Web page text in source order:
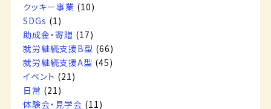
クッキー事業 (10)
SDGs (1)
助成金・寄贈 (17)
就労継続支援B型 (66)
就労継続支援A型 (45)
イベント (21)
日常 (21)
体験会・見学会 (11)